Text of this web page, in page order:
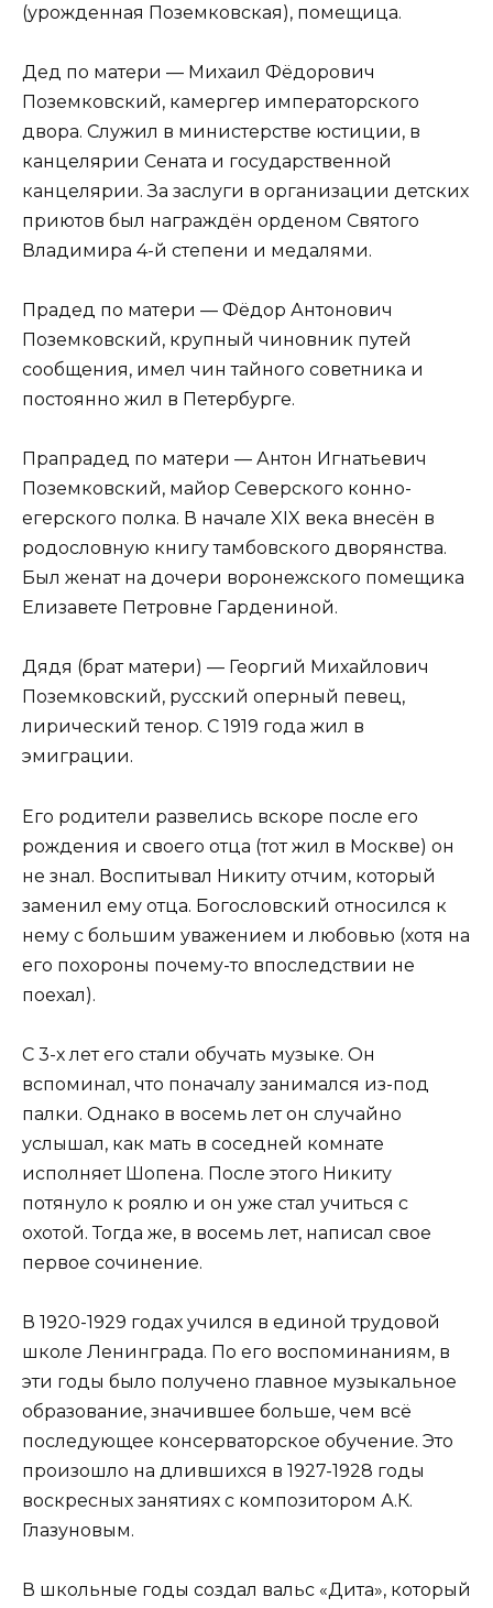
(урожденная Поземковская), помещица.
Дед по матери — Михаил Фёдорович
Поземковский, камергер императорского
двора. Служил в министерстве юстиции, в
канцелярии Сената и государственной
канцелярии. За заслуги в организации детских
приютов был награждён орденом Святого
Владимира 4-й степени и медалями.
Прадед по матери — Фёдор Антонович
Поземковский, крупный чиновник путей
сообщения, имел чин тайного советника и
постоянно жил в Петербурге.
Прапрадед по матери — Антон Игнатьевич
Поземковский, майор Северского конно-
егерского полка. В начале XIX века внесён в
родословную книгу тамбовского дворянства.
Был женат на дочери воронежского помещика
Елизавете Петровне Гардениной.
Дядя (брат матери) — Георгий Михайлович
Поземковский, русский оперный певец,
лирический тенор. С 1919 года жил в
эмиграции.
Его родители развелись вскоре после его
рождения и своего отца (тот жил в Москве) он
не знал. Воспитывал Никиту отчим, который
заменил ему отца. Богословский относился к
нему с большим уважением и любовью (хотя на
его похороны почему-то впоследствии не
поехал).
С 3-х лет его стали обучать музыке. Он
вспоминал, что поначалу занимался из-под
палки. Однако в восемь лет он случайно
услышал, как мать в соседней комнате
исполняет Шопена. После этого Никиту
потянуло к роялю и он уже стал учиться с
охотой. Тогда же, в восемь лет, написал свое
первое сочинение.
В 1920-1929 годах учился в единой трудовой
школе Ленинграда. По его воспоминаниям, в
эти годы было получено главное музыкальное
образование, значившее больше, чем всё
последующее консерваторское обучение. Это
произошло на длившихся в 1927-1928 годы
воскресных занятиях с композитором А.К.
Глазуновым.
В школьные годы создал вальс «Дита», который